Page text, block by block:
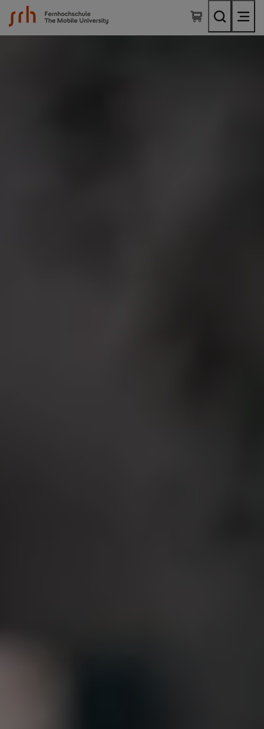
SRH Fernhochschule - The Mobile University